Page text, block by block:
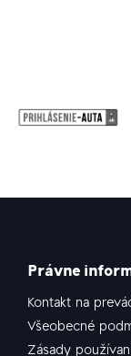
Právne
Kontakt na
Všeobecné
Zásady